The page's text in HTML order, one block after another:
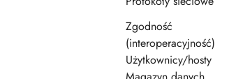
Zgodność
(interoperacyjność)
Użytkownicy/hosty